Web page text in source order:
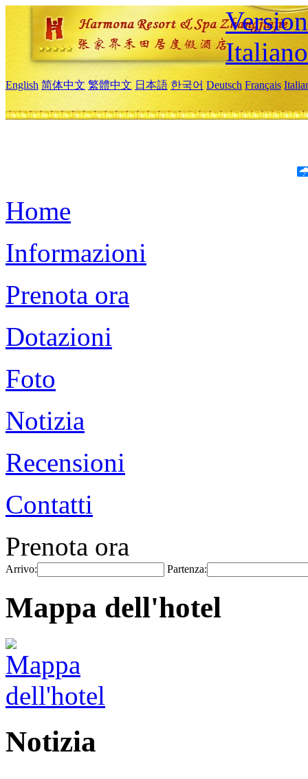
Italiano
English 简体中文 繁體中文 日本語 한국어 Deutsch Français
Home
Informazioni
Prenota ora
Dotazioni
Foto
Notizia
Recensioni
Contatti
Prenota ora
Arrivo: Partenza:
Mappa dell'hotel
Notizia